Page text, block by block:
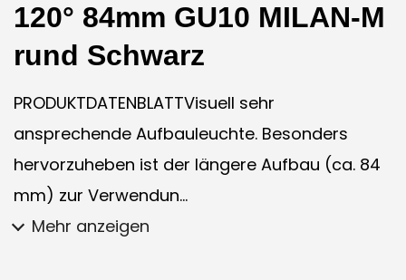
120° 84mm GU10 MILAN-M
rund Schwarz
PRODUKTDATENBLATTVisuell sehr
ansprechende Aufbauleuchte. Besonders
hervorzuheben ist der längere Aufbau (ca. 84
mm) zur Verwendun...
Mehr anzeigen